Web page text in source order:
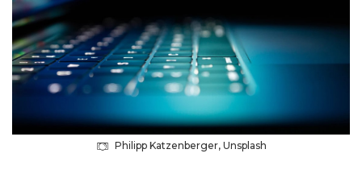
Philipp Katzenberger, Unsplash